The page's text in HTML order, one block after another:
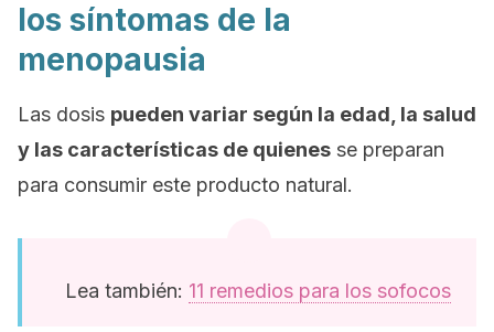
los síntomas de la
menopausia
Las dosis pueden variar según la edad, la salud
y las características de quienes se preparan
para consumir este producto natural.
Lea también: 11 remedios para los sofocos